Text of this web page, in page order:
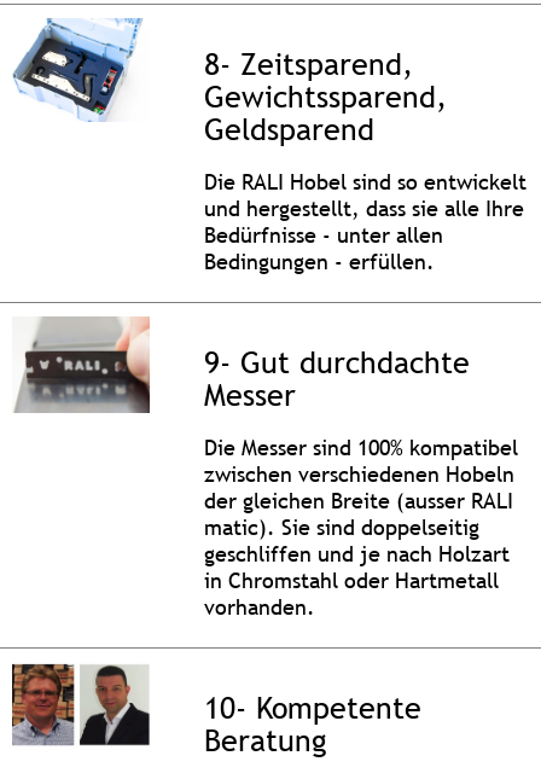
8- Zeitsparend,
Gewichtssparend,
Geldsparend
Die RALI Hobel sind so entwickelt
und hergestellt, dass sie alle Ihre
Bedürfnisse - unter allen
Bedingungen - erfüllen.
9- Gut durchdachte
Messer
Die Messer sind 100% kompatibel
zwischen verschiedenen Hobeln
der gleichen Breite (ausser RALI
matic). Sie sind doppelseitig
geschliffen und je nach Holzart
in Chromstahl oder Hartmetall
vorhanden.
10- Kompetente
Beratung